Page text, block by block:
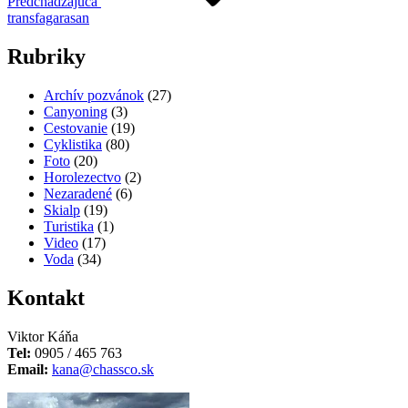
transfagarasan
Rubriky
Archív pozvánok (27)
Canyoning (3)
Cestovanie (19)
Cyklistika (80)
Foto (20)
Horolezectvo (2)
Nezaradené (6)
Skialp (19)
Turistika (1)
Video (17)
Voda (34)
Kontakt
Viktor Káňa
Tel: 0905 / 465 763
Email: kana@chassco.sk